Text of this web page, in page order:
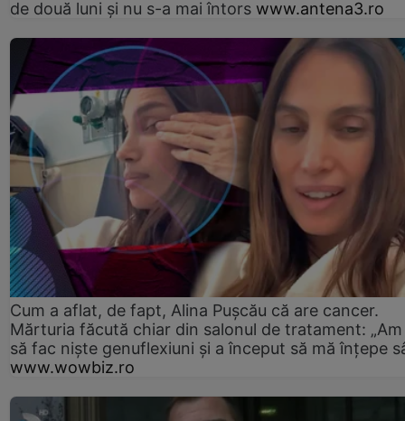
de două luni și nu s-a mai întors www.antena3.ro
Cum a aflat, de fapt, Alina Pușcău că are cancer.
Mărturia făcută chiar din salonul de tratament:
să fac niște genuflexiuni și a început să mă înțepe
www.wowbiz.ro